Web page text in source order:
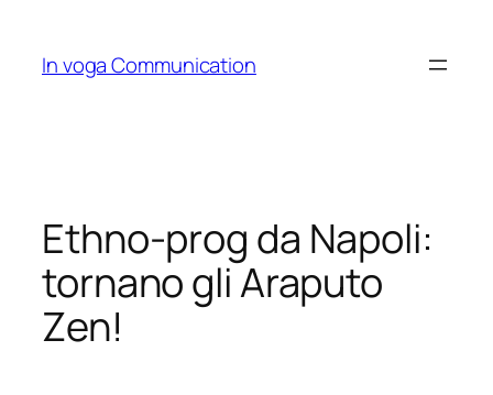
content
In voga Communication
Ethno-prog da Napoli:
tornano gli Araputo
Zen!